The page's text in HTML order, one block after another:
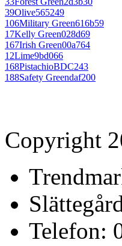
39Olive565249
106Military Green616b59
17Kelly Green028d69
167Irish Green00a764
12Lime9bd066
168PistachioBDC243
188Safety Greendaf200
Copyright
Telefon: